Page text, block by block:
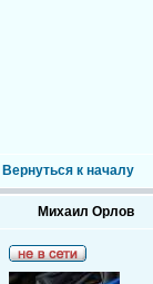
Вернуться к началу
Михаил Орлов